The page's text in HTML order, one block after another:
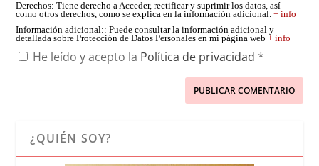
Derechos: Tiene derecho a Acceder, rectificar y suprimir los datos, así
como otros derechos, como se explica en la información adicional.+ info
Información adicional:: Puede consultar la información adicional y
detallada sobre Protección de Datos Personales en mi página web+ info
He leído y acepto la Política de privacidad *
¿QUIÉN SOY?